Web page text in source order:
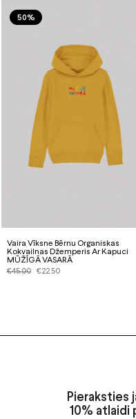
50%
Vaira Vīksne Bērnu Organiskas
Kokvailnas Džemperis Ar Kapuci
MŪŽĪGĀ VASARĀ
€45.00 €22.50
Pieraksties
10% atlaidi